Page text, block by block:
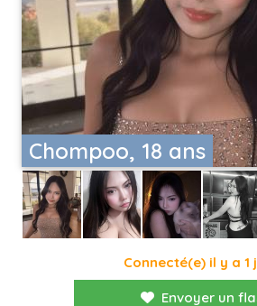
Chompoo, 18 ans
Connecté(e) il y a 1
Envoyer un